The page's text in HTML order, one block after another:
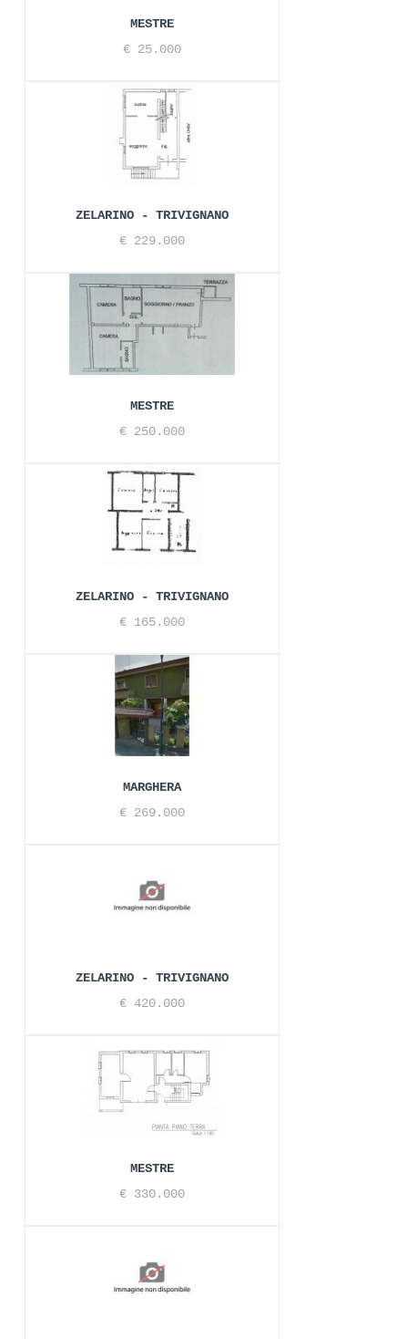
MESTRE
€ 25.000
ZELARINO - TRIVIGNANO
€ 229.000
MESTRE
€ 250.000
ZELARINO - TRIVIGNANO
€ 165.000
MARGHERA
€ 269.000
ZELARINO - TRIVIGNANO
€ 420.000
MESTRE
€ 330.000